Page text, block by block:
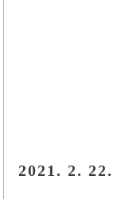
2021. 2. 22.